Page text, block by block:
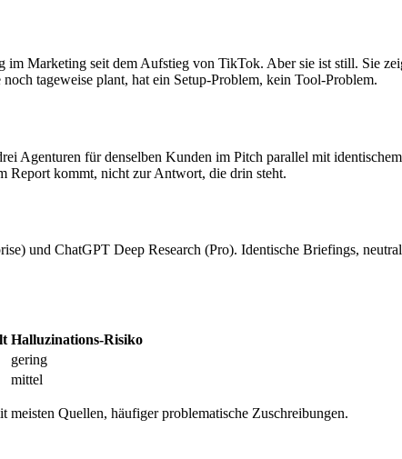
im Marketing seit dem Aufstieg von TikTok. Aber sie ist still. Sie
tageweise plant, hat ein Setup-Problem, kein Tool-Problem.
Agenturen für denselben Kunden im Pitch parallel mit
Report kommt, nicht zur Antwort, die drin steht.
und ChatGPT Deep Research (Pro). Identische Briefings,
Halluzinations-Risiko
gering
mittel
Quellen, häufiger problematische Zuschreibungen.